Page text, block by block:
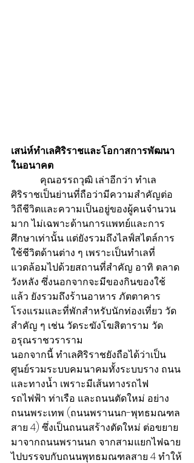
เสน่ห์ทำเลศิริราชและโอกาสการพัฒนา
ในอนาคต
คุณอรรถวุฒิ เล่าอีกว่า ทำเล
ศิริราชเป็นย่านที่ถือว่ามีความสำคัญต่อ
วิถีชีวิตและความเป็นอยู่ของผู้คนจำนวน
มาก ไม่เฉพาะด้านการแพทย์และการ
ศึกษาเท่านั้น แต่ยังรวมถึงไลฟ์สไตล์การ
ใช้ชีวิตด้านต่าง ๆ เพราะเป็นทำเลที่
แวดล้อมไปด้วยสถานที่สำคัญ อาทิ ตลาด
วังหลัง ซึ่งนอกจากจะมีของกินของใช้
แล้ว ยังรวมถึงร้านอาหาร ภัตตาคาร
โรงแรมและที่พักสำหรับนักท่องเที่ยว วัด
สำคัญ ๆ เช่น วัดระฆังโฆสิตาราม วัด
อรุณราชวราราม
นอกจากนี้ ทำเลศิริราชยังถือได้ว่าเป็น
ศูนย์รวมระบบคมนาคมทั้งระบบราง ถนน
และทางน้ำ เพราะมีเส้นทางรถไฟ
รถไฟฟ้า ท่าเรือ และถนนตัดใหม่ อย่าง
ถนนพระเทพ (ถนนพรานนก-พุทธมณฑล
สาย 4) ซึ่งเป็นถนนสร้างตัดใหม่ ต่อขยาย
มาจากถนนพรานนก จากสามแยกไฟฉาย
ไปบรรจบกับถนนพุทธมณฑลสาย 4 ทำให้